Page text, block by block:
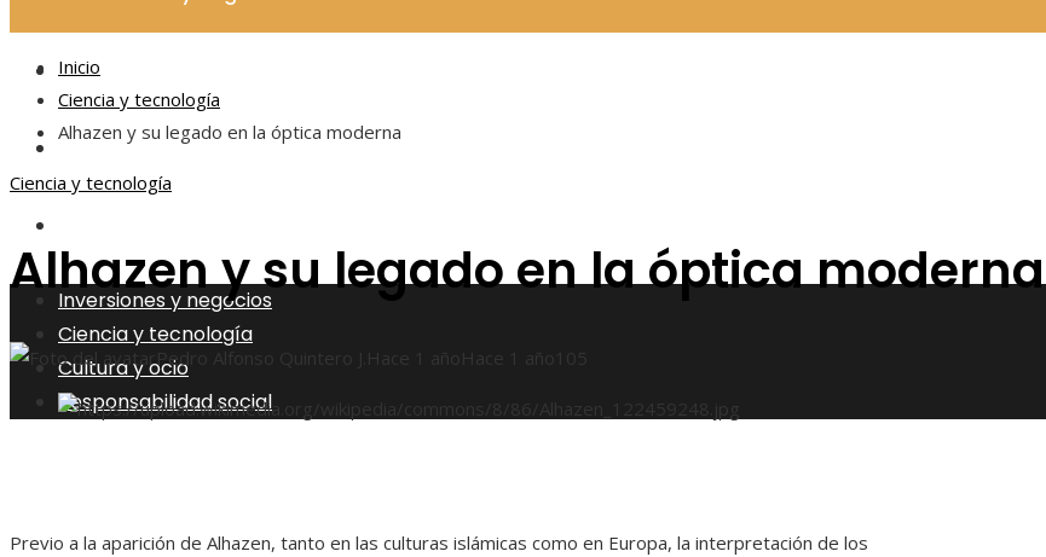
Ciencia y tecnología
Cultura y ocio
Inversiones y negocios
Ciencia y tecnología
Cultura y ocio
Responsabilidad social
Inicio
Ciencia y tecnología
Alhazen y su legado en la óptica moderna
Ciencia y tecnología
Alhazen y su legado en la óptica moderna
Pedro Alfonso Quintero J. Hace 1 año Hace 1 año
Previo a la aparición de Alhazen, tanto en las culturas islámicas como en Europa, la interpretación de los